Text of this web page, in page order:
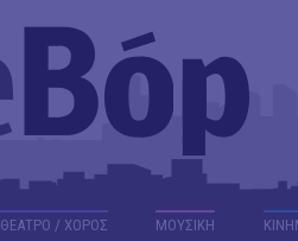
ΘΕΑΤΡΟ / ΧΟΡΟΣ ΜΟΥΣΙΚΗ